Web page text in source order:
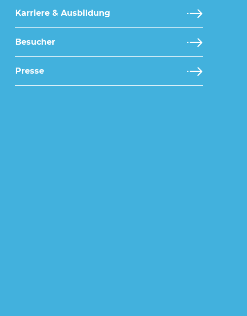
Karriere & Ausbildung
Besucher
Presse